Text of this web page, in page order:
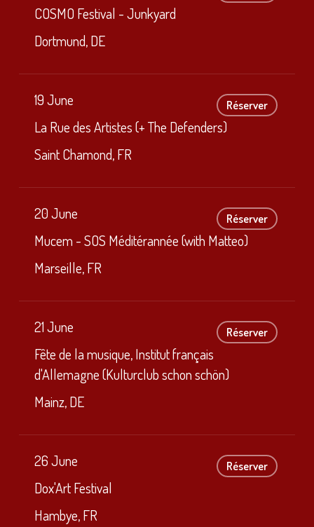
COSMO Festival - Junkyard
Dortmund, DE
19 June
La Rue des Artistes (+ The Defenders)
Saint Chamond, FR
Réserver
20 June
Mucem - SOS Méditérannée (with Matteo)
Marseille, FR
Réserver
21 June
Fête de la musique, Institut français
d'Allemagne (Kulturclub schon schön)
Mainz, DE
Réserver
26 June
Dox'Art Festival
Hambye, FR
Réserver